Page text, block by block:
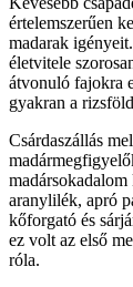
értelemszerűen
madarak
életvitele
átvonuló fajokra
gyakran a
Csárdaszállás
aranylilék, apró
kőforgató és
ez volt az első
róla.